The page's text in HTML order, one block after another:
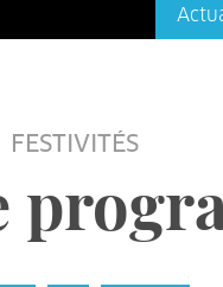
FESTIVITÉS